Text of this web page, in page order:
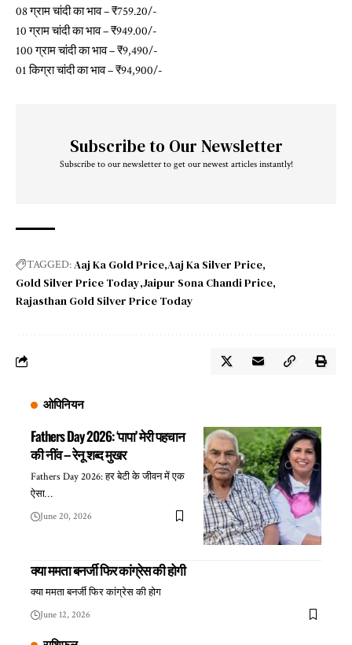
08 ग्राम चांदी का भाव – ₹759.20/-
10 ग्राम चांदी का भाव – ₹949.00/-
100 ग्राम चांदी का भाव – ₹9,490/-
01 किग्रा चांदी का भाव – ₹94,900/-
Subscribe to Our Newsletter
Subscribe to our newsletter to get our newest articles instantly!
TAGGED:Aaj Ka Gold Price Aaj Ka Silver Price
Gold Silver Price Today Jaipur Sona Chandi Price
Rajasthan Gold Silver Price Today
ओपिनियन
Fathers Day 2026: ‘पापा’ मेरी पहचान
की नींव – रेनू शब्द मुखर
Fathers Day 2026: हर बेटी के जीवन में एक
ऐसा…
June 20, 2026
क्या ममता बनर्जी फिर कांग्रेस की होगी
क्या ममता बनर्जी फिर कांग्रेस की होग
June 12, 2026